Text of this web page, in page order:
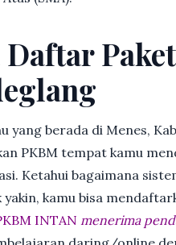
Daftar
yang berada di Menes,
PKBM tempat kamu
Ketahui bagaimana
yakin, kamu bisa
INTAN menerima